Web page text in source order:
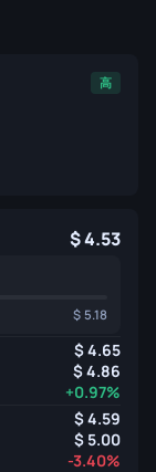
高
4.53
5.18
4.65
4.86
+0.97%
4.59
5.00
-3.40%